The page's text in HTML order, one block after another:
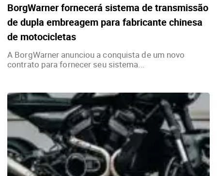
BorgWarner fornecerá sistema de transmissão
de dupla embreagem para fabricante chinesa
de motocicletas
A BorgWarner anunciou a conquista de um novo
contrato para fornecer seu sistema...